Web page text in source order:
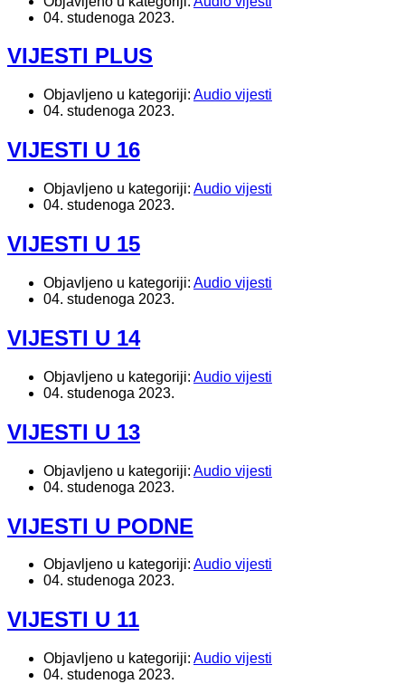
04. studenoga 2023.
VIJESTI PLUS
Objavljeno u kategoriji: Audio vijesti
04. studenoga 2023.
VIJESTI U 16
Objavljeno u kategoriji: Audio vijesti
04. studenoga 2023.
VIJESTI U 15
Objavljeno u kategoriji: Audio vijesti
04. studenoga 2023.
VIJESTI U 14
Objavljeno u kategoriji: Audio vijesti
04. studenoga 2023.
VIJESTI U 13
Objavljeno u kategoriji: Audio vijesti
04. studenoga 2023.
VIJESTI U PODNE
Objavljeno u kategoriji: Audio vijesti
04. studenoga 2023.
VIJESTI U 11
Objavljeno u kategoriji: Audio vijesti
04. studenoga 2023.